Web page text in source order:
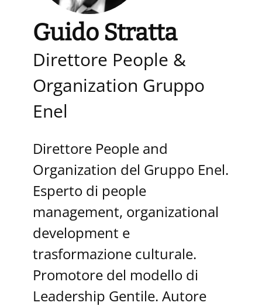
Guido Stratta
Direttore People &
Organization Gruppo
Enel
Direttore People and
Organization del Gruppo Enel.
Esperto di people
management, organizational
development e
trasformazione culturale.
Promotore del modello di
Leadership Gentile. Autore